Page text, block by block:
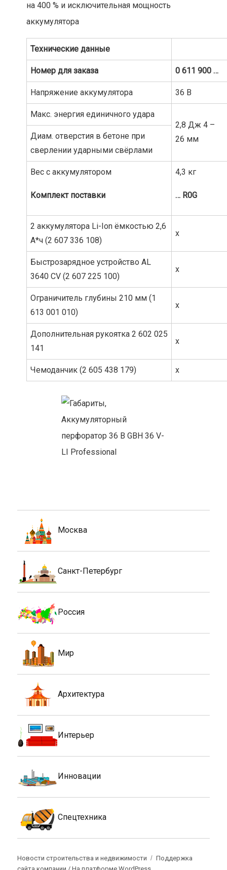
на 400 % и исключительная мощность
аккумулятора
Технические данные
Номер для заказа 0 611 900 …
Напряжение аккумулятора 36 В
Макс. энергия единичного удара
2,8 Дж 4 –
26 мм
Диам. отверстия в бетоне при
сверлении ударными свёрлами
Вес с аккумулятором
Комплект поставки
4,3 кг
… R0G
2 аккумулятора Li-Ion ёмкостью 2,6
А*ч (2 607 336 108)
x
Быстрозарядное устройство AL
3640 CV (2 607 225 100)
x
Ограничитель глубины 210 мм (1
613 001 010)
x
Дополнительная рукоятка 2 602 025
141
x
Чемоданчик (2 605 438 179) x
Москва
Санкт-Петербург
Россия
Мир
Архитектура
Интерьер
Инновации
Спецтехника
Новости строительства и недвижимости
Поддержка